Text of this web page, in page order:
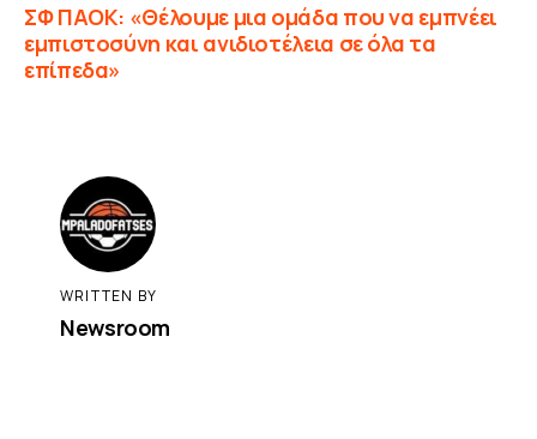
ΣΦ ΠΑΟΚ: «Θέλουμε μια ομάδα που να εμπνέει
εμπιστοσύνη και ανιδιοτέλεια σε όλα τα
επίπεδα»
WRITTEN BY
Newsroom